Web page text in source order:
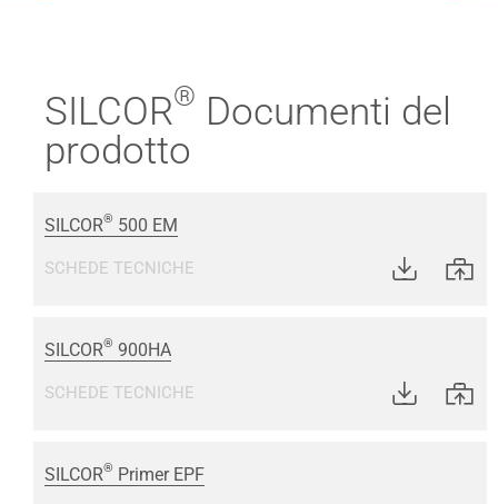
SILCOR® Documenti del
prodotto
SILCOR® 500 EM
SCHEDE TECNICHE
SILCOR® 900HA
SCHEDE TECNICHE
SILCOR® Primer EPF